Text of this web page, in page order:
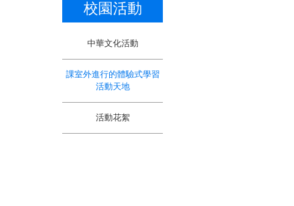
校園活動
中華文化活動
課室外進行的體驗式學習
活動天地
活動花絮